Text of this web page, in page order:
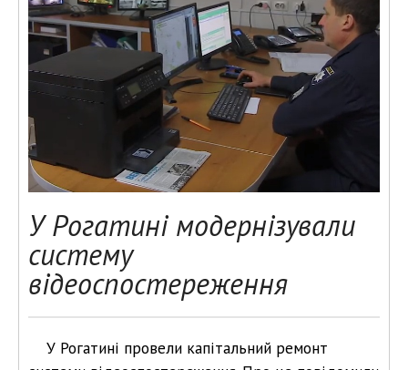
У Рогатині модернізували
систему
відеоспостереження
У Рогатині провели капітальний ремонт